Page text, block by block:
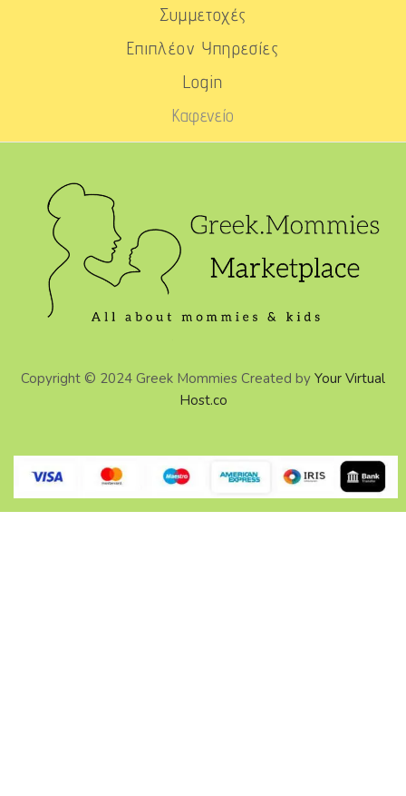
Συμμετοχές
Επιπλέον Υπηρεσίες
Login
Καφενείο
Copyright © 2024 Greek Mommies Created by Your Virtual
Host.co